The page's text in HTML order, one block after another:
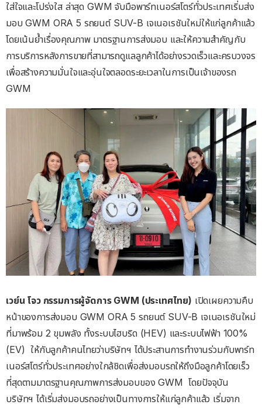
ใส่ใจและโปร่งใส ล่าสุด GWM จับมือพาร์ทเนอร์สโตร์ทั่วประเทศเริ่มส่ง
มอบ GWM ORA 5 รถยนต์ SUV-B เจเนอเรชันใหม่ให้แก่ลูกค้าแล้ว
โดยเน้นย้ำเรื่องคุณภาพ มาตรฐานการส่งมอบ และให้ความสำคัญกับ
การบริการหลังการขายที่สามารถดูแลลูกค้าได้อย่างรวดเร็วและครบวงจร
เพื่อสร้างความมั่นใจและอุ่นใจตลอดระยะเวลาในการเป็นเจ้าของรถ
GWM
เวย์น โจว กรรมการผู้จัดการGWM (ประเทศไทย) เปิดเผยความคืบ
หน้าของการส่งมอบ GWM ORA 5 รถยนต์ SUV-B เจเนอเรชันใหม่
ที่มาพร้อม 2 ขุมพลัง ทั้งระบบไฮบริด (HEV) และระบบไฟฟ้า 100%
(EV) ให้กับลูกค้าคนไทยว่าบริษัทฯ ได้ประสานการทำงานร่วมกับพาร์ท
เนอร์สโตร์ทั่วประเทศอย่างใกล้ชิดเพื่อส่งมอบรถให้ถึงมือลูกค้าโดยเร็ว
ที่สุดตามมาตรฐานคุณภาพการส่งมอบของ GWM โดยปัจจุบัน
บริษัทฯ ได้เริ่มส่งมอบรถอย่างเป็นทางการให้แก่ลูกค้าแล้ว เริ่มจาก